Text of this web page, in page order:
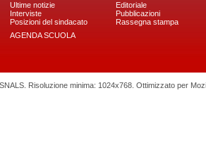
Ultime notizie
Interviste
Posizioni del sindacato
AGENDA SCUOLA
Editoriale
Pubblicazioni
Rassegna stampa
Risoluzione minima: 1024x768. Ottimizzato per